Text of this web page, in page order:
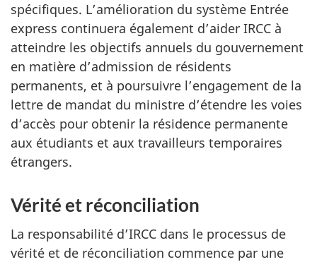
spécifiques. L’amélioration du système Entrée
express continuera également d’aider IRCC à
atteindre les objectifs annuels du gouvernement
en matière d’admission de résidents
permanents, et à poursuivre l’engagement de la
lettre de mandat du ministre d’étendre les voies
d’accès pour obtenir la résidence permanente
aux étudiants et aux travailleurs temporaires
étrangers.
Vérité et réconciliation
La responsabilité d’IRCC dans le processus de
vérité et de réconciliation commence par une